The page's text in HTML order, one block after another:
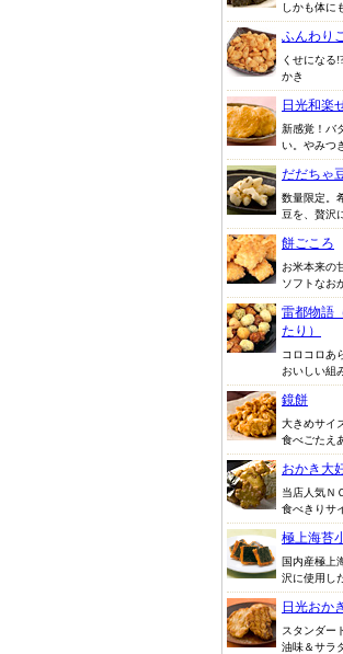
しかも体に
ふんわり
くせになる
かき
日光和楽
新感覚！バ
い。やみつ
だだちゃ
数量限定。
豆を、贅沢
餅ごころ
お米本来の
ソフトなお
雷都物語
たり）
コロコロあ
おいしい組
鏡餅
大きめサイ
食べごたえ
おかき大
当店人気Ｎ
食べきりサ
極上海苔
国内産極上
沢に使用し
日光おか
スタンダー
油味＆サラ